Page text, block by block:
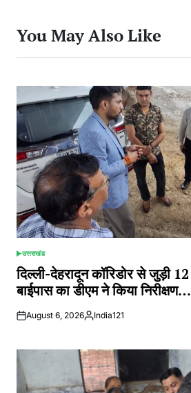
You May Also Like
POSTED
IN
उत्तराखंड
दिल्ली-देहरादून कॉरिडोर से जुड़ी
बाईपास का डीएम ने किया निरीक्षण…
August 6, 2026Posted
India121